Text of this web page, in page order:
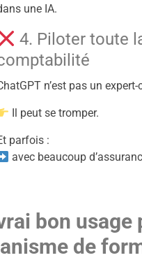
une IA.
4. Piloter toute
n’est pas un
Il peut se tromper.
parfois :
avec beaucoup
bon usage
de